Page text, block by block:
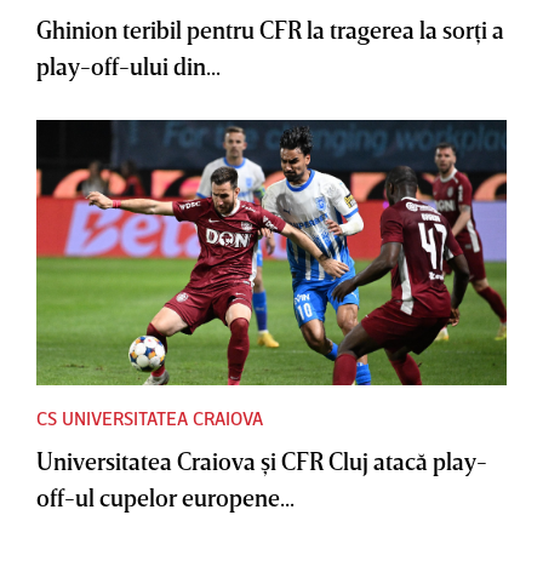
Ghinion teribil pentru CFR la tragerea la sorţi a
play-off-ului din...
CS UNIVERSITATEA CRAIOVA
Universitatea Craiova şi CFR Cluj atacă play-
off-ul cupelor europene...